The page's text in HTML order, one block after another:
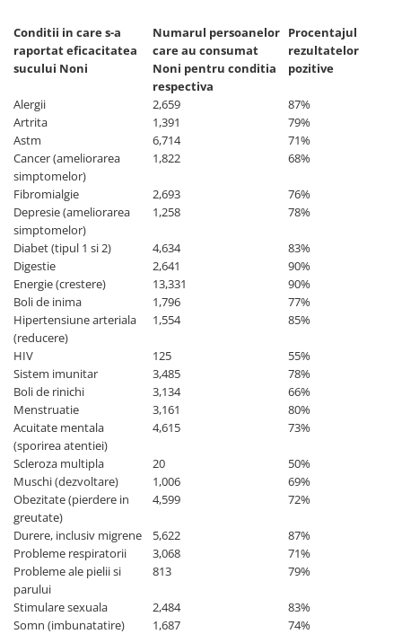
Conditii in care s-a
raportat eficacitatea
sucului Noni
Numarul persoanelor
care au consumat
Noni pentru conditia
respectiva
Procentajul
rezultatelor
pozitive
Alergii 2,659
87%
Artrita
1,391
79%
Astm
6,714
71%
Cancer (ameliorarea
simptomelor)
1,822 68%
Fibromialgie 2,693
76%
Depresie (ameliorarea
simptomelor)
1,258 78%
Diabet (tipul 1 si 2) 4,634
83%
Digestie
2,641
90%
Energie (crestere)
13,331
90%
Boli de inima
1,796
77%
Hipertensiune arteriala
(reducere)
1,554 85%
HIV 125
55%
Sistem imunitar
3,485
78%
Boli de rinichi
3,134
66%
Menstruatie
3,161
80%
Acuitate mentala
(sporirea atentiei)
4,615 73%
Scleroza multipla 20
50%
Muschi (dezvoltare)
1,006
69%
Obezitate (pierdere in
greutate)
4,599 72%
Durere, inclusiv migrene 5,622
87%
Probleme respiratorii
3,068
71%
Probleme ale pielii si
parului
813 79%
Stimulare sexuala 2,484
83%
Somn (imbunatatire)
1,687
74%